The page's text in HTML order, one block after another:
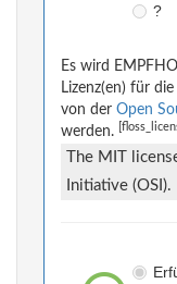
?
Es wird
Lizenz(en) für
von der Open
werden.
The MIT
Initiative (OSI).